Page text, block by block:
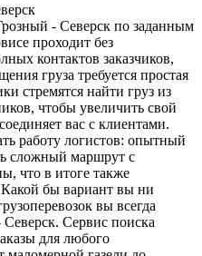
- Северск по заданным
проходит без
контактов заказчиков,
груза требуется простая
стремятся найти груз из
чтобы увеличить свой
вас с клиентами.
работу логистов: опытный
сложный маршрут с
что в итоге также
бы вариант вы ни
вы всегда
Сервис поиска
для любого